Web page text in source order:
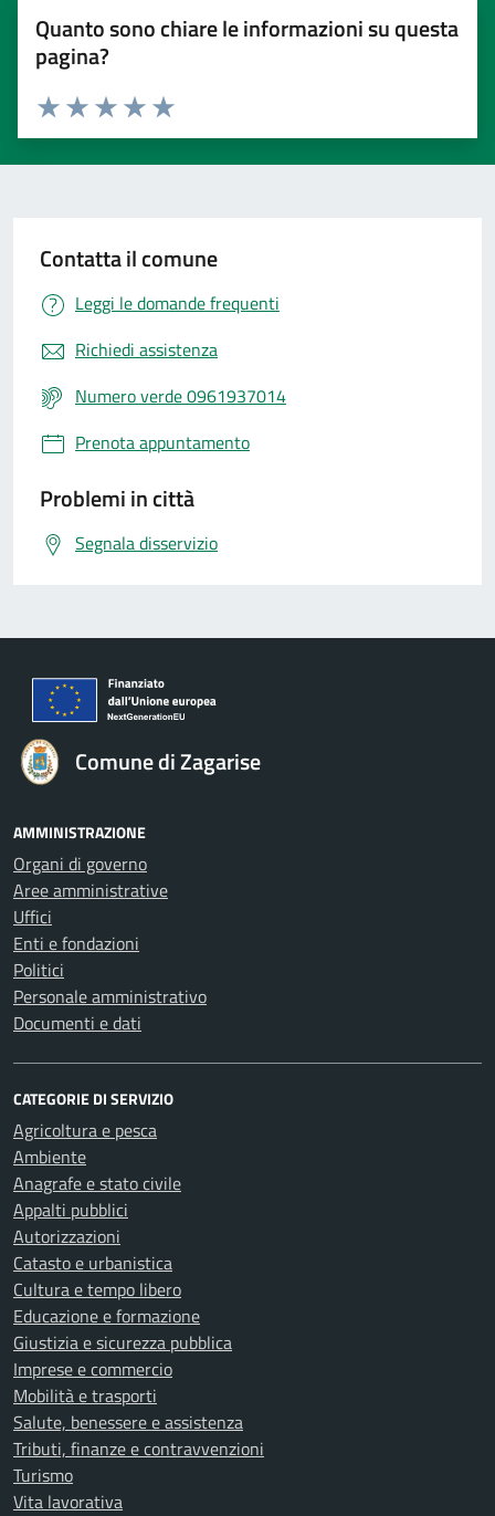
Quanto sono chiare le informazioni su questa
pagina?
Valuta 5 stelle su 5
Valuta 4 stelle su 5
Valuta 3 stelle su 5
Valuta 2 stelle su 5
Valuta 1 stelle su 5
Contatta il comune
Leggi le domande frequenti
Richiedi assistenza
Numero verde 0961937014
Prenota appuntamento
Problemi in città
Segnala disservizio
Comune di Zagarise
AMMINISTRAZIONE
Organi di governo
Aree amministrative
Uffici
Enti e fondazioni
Politici
Personale amministrativo
Documenti e dati
CATEGORIE DI SERVIZIO
Agricoltura e pesca
Ambiente
Anagrafe e stato civile
Appalti pubblici
Autorizzazioni
Catasto e urbanistica
Cultura e tempo libero
Educazione e formazione
Giustizia e sicurezza pubblica
Imprese e commercio
Mobilità e trasporti
Salute, benessere e assistenza
Tributi, finanze e contravvenzioni
Turismo
Vita lavorativa